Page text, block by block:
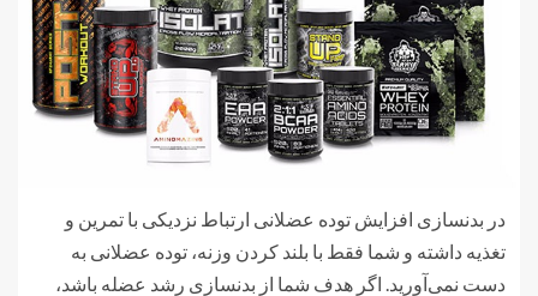
در بدنسازی افزایش توده عضلانی ارتباط نزدیکی با تمرین و
تغذیه داشته و شما فقط با بلند کردن وزنه، توده عضلانی به
دست نمی‌آورید. اگر هدف شما از بدنسازی رشد عضله باشد،